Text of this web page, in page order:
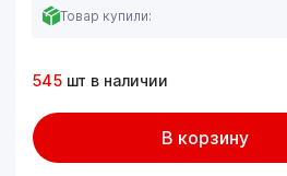
Товар купили:
545 шт в наличии
В корзину